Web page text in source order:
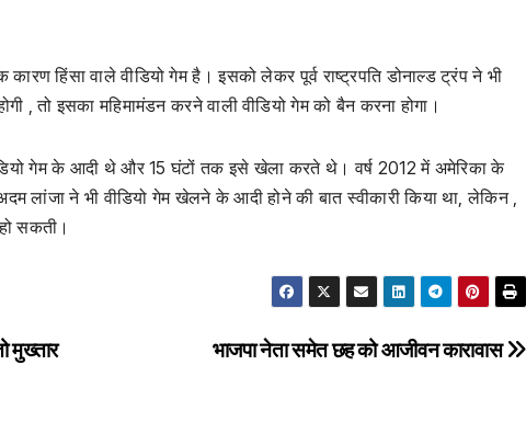
हिंसा वाले वीडियो गेम है। इसको लेकर पूर्व राष्ट्रपति डोनाल्ड ट्रंप ने भी
, तो इसका महिमामंडन करने वाली वीडियो गेम को बैन करना होगा।
गेम के आदी थे और 15 घंटों तक इसे खेला करते थे। वर्ष 2012 में अमेरिका के
लांजा ने भी वीडियो गेम खेलने के आदी होने की बात स्वीकारी किया था, लेकिन ,
सकती।
भाजपा नेता समेत छह को आजीवन कारावास
मुख्तार